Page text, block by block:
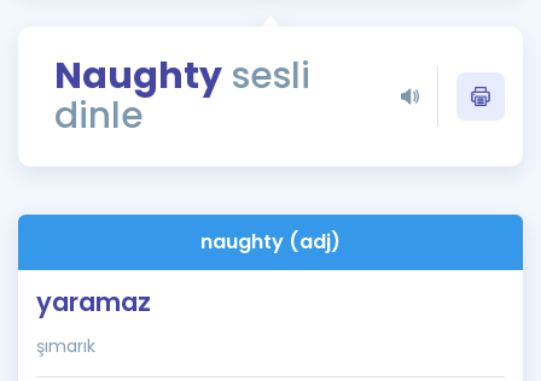
Rehberlik Aracı
ÖSYM Sınav Takvimi
İngilizce Gramer
Naughty sesli
dinle
naughty (adj)
yaramaz
şımarık